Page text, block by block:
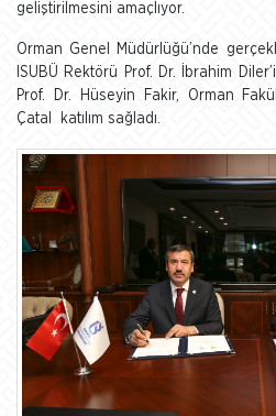
geliştirilmesini amaçlıyor.
Orman Genel Müdürlüğü’nde
ISUBÜ Rektörü Prof. Dr. İbrahim
Prof. Dr. Hüseyin Fakir, Orman
Çatal katılım sağladı.